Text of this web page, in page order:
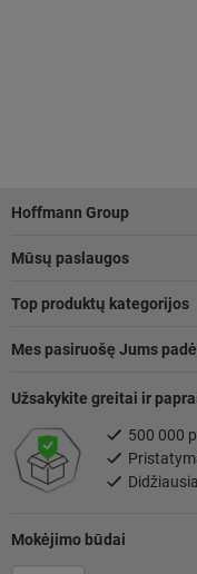
Poraštė
Hoffmann Group
Mūsų paslaugos
Top produktų kategorijos
Mes pasiruošę Jums
Mokėjimo būdai
Užsakykite greitai ir
500 000